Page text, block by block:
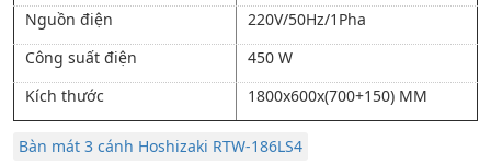
Nguồn điện
220V/50Hz/1Pha
Công suất điện
450 W
Kích thước
1800x600x(700+150) MM
Bàn mát 3 cánh Hoshizaki RTW-186LS4